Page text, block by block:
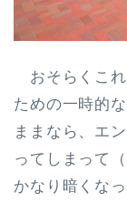
おそらくこれ
ための一時的
ままなら、エ
ってしまって
かなり暗くな